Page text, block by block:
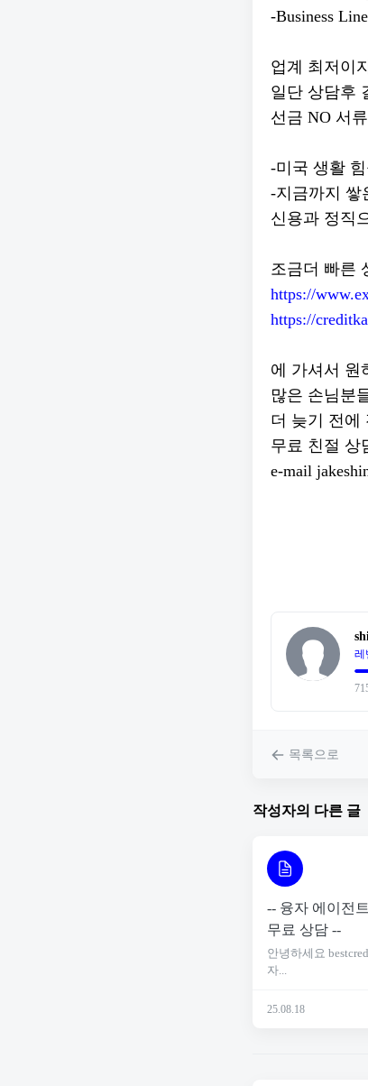
-Business
업계 최저이
일단 상담후
선금 NO 서
-미국 생활
-지금까지
신용과 정직
조금더 빠른
https://
https://
에 가셔서 원
많은 손님분
더 늦기 전에
무료 친절 상
e-mail
레
목록으로
작성자의 다른 글
-- 융자 에이전
무료 상담 --
안녕하세요
자...
25.08.18